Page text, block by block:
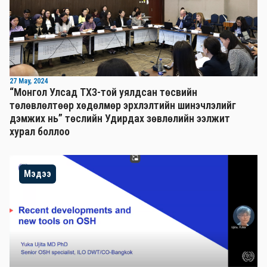
27 May, 2024
“Монгол Улсад ТХЗ-той уялдсан төсвийн
төлөвлөлтөөр хөдөлмөр эрхлэлтийн шинэчлэлийг
дэмжих нь” төслийн Удирдах зөвлөлийн ээлжит
хурал боллоо
Мэдээ